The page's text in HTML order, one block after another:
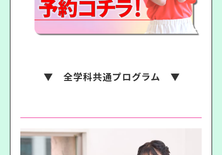
▼ 全学科共通プログラム ▼